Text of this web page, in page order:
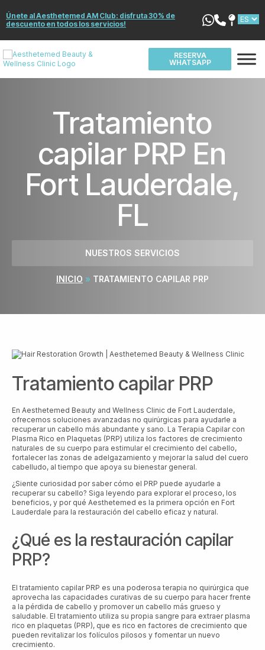
Únete al Aesthetemed AM Club: disfruta 30% de
descuento en todos los servicios!
RESERVA
WHATSAPP
Tratamiento
capilar PRP En
Fort Lauderdale,
FL
NUESTROS SERVICIOS
INICIO » TRATAMIENTO CAPILAR PRP
Tratamiento capilar PRP
En Aesthetemed Beauty and Wellness Clinic de Fort Lauderdale,
ofrecemos soluciones avanzadas no quirúrgicas para ayudarle a
recuperar un cabello más abundante y sano. La Terapia Capilar con
Plasma Rico en Plaquetas (PRP) utiliza los factores de crecimiento
naturales de su cuerpo para estimular el crecimiento del cabello,
fortalecer las zonas de adelgazamiento y mejorar la salud del cuero
cabelludo, al tiempo que apoya su bienestar general.
¿Siente curiosidad por saber cómo el PRP puede ayudarle a
recuperar su cabello? Siga leyendo para explorar el proceso, los
beneficios, y por qué Aesthetemed es la primera opción en Fort
Lauderdale para la restauración del cabello eficaz y natural.
¿Qué es la restauración capilar
PRP?
El tratamiento capilar PRP es una poderosa terapia no quirúrgica que
aprovecha las capacidades curativas de su cuerpo para hacer frente
a la pérdida de cabello y promover un cabello más grueso y
saludable. El tratamiento utiliza su propia sangre para extraer plasma
rico en plaquetas (PRP), que es rico en factores de crecimiento que
pueden revitalizar los folículos pilosos y fomentar un nuevo
crecimiento.